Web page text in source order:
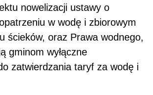
nowelizacji ustawy o
w wodę i zbiorowym
ścieków, oraz Prawa wodnego,
gminom wyłączne
zatwierdzania taryf za wodę i